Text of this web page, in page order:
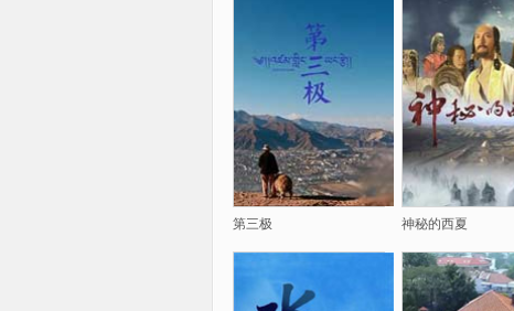
第三极 神秘的西夏